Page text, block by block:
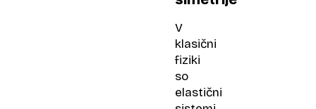
V
klasični
fiziki
so
elastični